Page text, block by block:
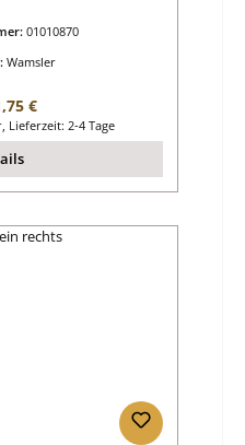
01010870
Wamsler
Preis:
€
2-4 Tage